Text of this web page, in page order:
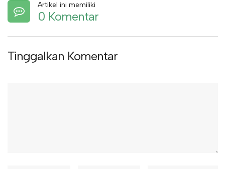
Artikel ini memiliki
0 Komentar
Tinggalkan Komentar